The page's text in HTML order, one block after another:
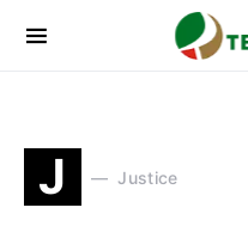
J Justice